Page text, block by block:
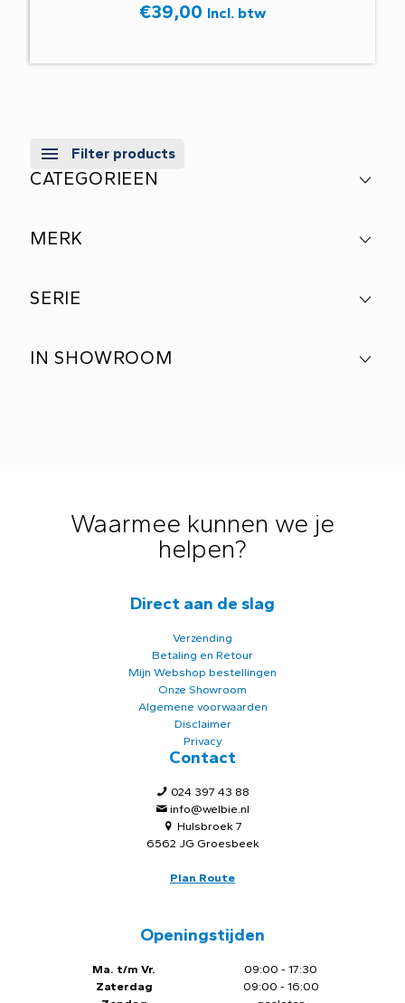
€39,00 Incl. btw
Filter products
CATEGORIEEN
MERK
SERIE
IN SHOWROOM
Waarmee kunnen we je
helpen?
Direct aan de slag
Verzending
Betaling en Retour
Mijn Webshop bestellingen
Onze Showroom
Algemene voorwaarden
Disclaimer
Privacy
Contact
024 397 43 88
info@welbie.nl
Hulsbroek 7
6562 JG Groesbeek
Plan Route
Openingstijden
Ma. t/m Vr.
Zaterdag
09:00 - 17:30
09:00 - 16:00